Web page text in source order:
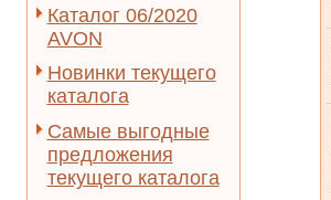
Каталог 06/2020
AVON
Новинки текущего
каталога
Самые выгодные
предложения
текущего каталога